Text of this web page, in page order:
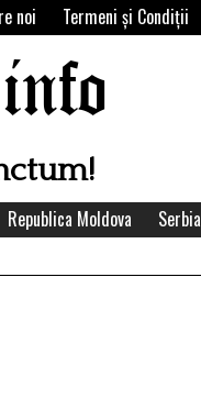
noi Termeni şi Condiţii
Republica Moldova Serbia